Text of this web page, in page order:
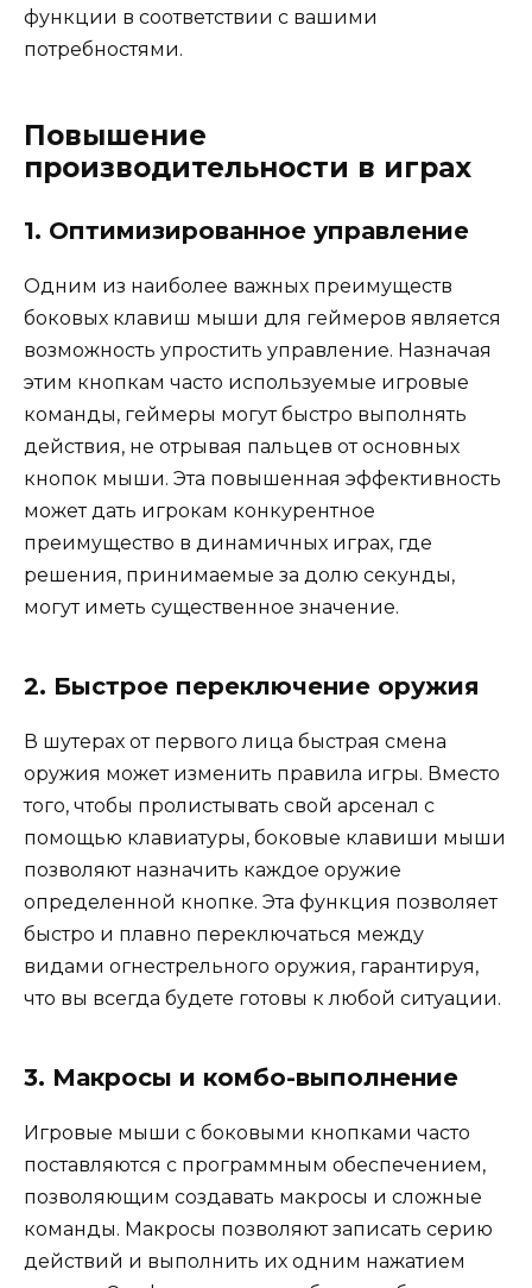
функции в соответствии с вашими
потребностями.
Повышение
производительности в играх
1. Оптимизированное управление
Одним из наиболее важных преимуществ
боковых клавиш мыши для геймеров является
возможность упростить управление. Назначая
этим кнопкам часто используемые игровые
команды, геймеры могут быстро выполнять
действия, не отрывая пальцев от основных
кнопок мыши. Эта повышенная эффективность
может дать игрокам конкурентное
преимущество в динамичных играх, где
решения, принимаемые за долю секунды,
могут иметь существенное значение.
2. Быстрое переключение оружия
В шутерах от первого лица быстрая смена
оружия может изменить правила игры. Вместо
того, чтобы пролистывать свой арсенал с
помощью клавиатуры, боковые клавиши мыши
позволяют назначить каждое оружие
определенной кнопке. Эта функция позволяет
быстро и плавно переключаться между
видами огнестрельного оружия, гарантируя,
что вы всегда будете готовы к любой ситуации.
3. Макросы и комбо-выполнение
Игровые мыши с боковыми кнопками часто
поставляются с программным обеспечением,
позволяющим создавать макросы и сложные
команды. Макросы позволяют записать серию
действий и выполнить их одним нажатием